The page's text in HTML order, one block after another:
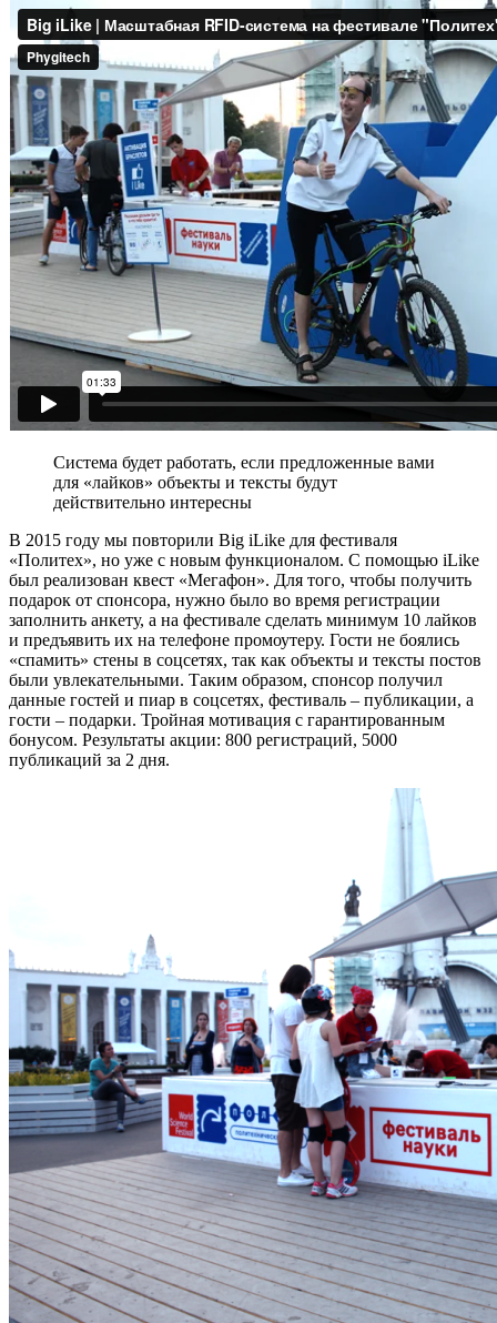
Cистема будет работать, если предложенные вами
для «лайков» объекты и тексты будут
действительно интересны
В 2015 году мы повторили Big iLike для фестиваля
«Политех», но уже с новым функционалом. С помощью iLike
был реализован квест «Мегафон». Для того, чтобы получить
подарок от спонсора, нужно было во время регистрации
заполнить анкету, а на фестивале сделать минимум 10 лайков
и предъявить их на телефоне промоутеру. Гости не боялись
«спамить» стены в соцсетях, так как объекты и тексты постов
были увлекательными. Таким образом, спонсор получил
данные гостей и пиар в соцсетях, фестиваль – публикации, а
гости – подарки. Тройная мотивация с гарантированным
бонусом. Результаты акции: 800 регистраций, 5000
публикаций за 2 дня.